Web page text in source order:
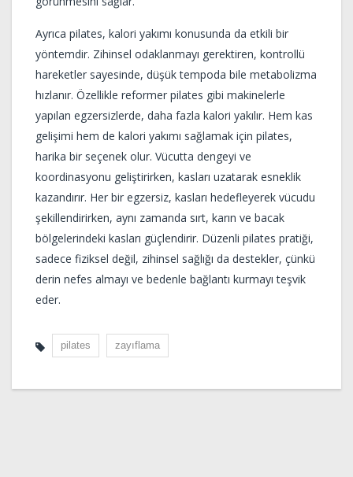
Ayrıca pilates, kalori yakımı konusunda da etkili bir
yöntemdir. Zihinsel odaklanmayı gerektiren, kontrollü
hareketler sayesinde, düşük tempoda bile metabolizma
hızlanır. Özellikle reformer pilates gibi makinelerle
yapılan egzersizlerde, daha fazla kalori yakılır. Hem kas
gelişimi hem de kalori yakımı sağlamak için pilates,
harika bir seçenek olur. Vücutta dengeyi ve
koordinasyonu geliştirirken, kasları uzatarak esneklik
kazandırır. Her bir egzersiz, kasları hedefleyerek vücudu
şekillendirirken, aynı zamanda sırt, karın ve bacak
bölgelerindeki kasları güçlendirir. Düzenli pilates pratiği,
sadece fiziksel değil, zihinsel sağlığı da destekler, çünkü
derin nefes almayı ve bedenle bağlantı kurmayı teşvik
eder.
pilates zayıflama